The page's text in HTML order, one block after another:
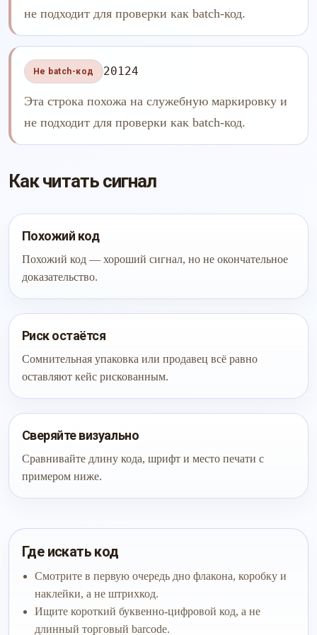
не подходит для проверки как batch-код.
Не batch-код 20124
Эта строка похожа на служебную маркировку и
не подходит для проверки как batch-код.
Как читать сигнал
Похожий код
Похожий код — хороший сигнал, но не окончательное
доказательство.
Риск остаётся
Сомнительная упаковка или продавец всё равно
оставляют кейс рискованным.
Сверяйте визуально
Сравнивайте длину кода, шрифт и место печати с
примером ниже.
Где искать код
Смотрите в первую очередь дно флакона, коробку и
наклейки, а не штрихкод.
Ищите короткий буквенно-цифровой код, а не
длинный торговый barcode.